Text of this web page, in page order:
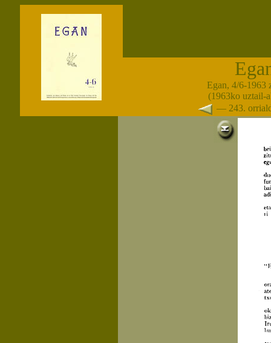
Egan, 4/6-1963
(1963ko uztail-
— 243.